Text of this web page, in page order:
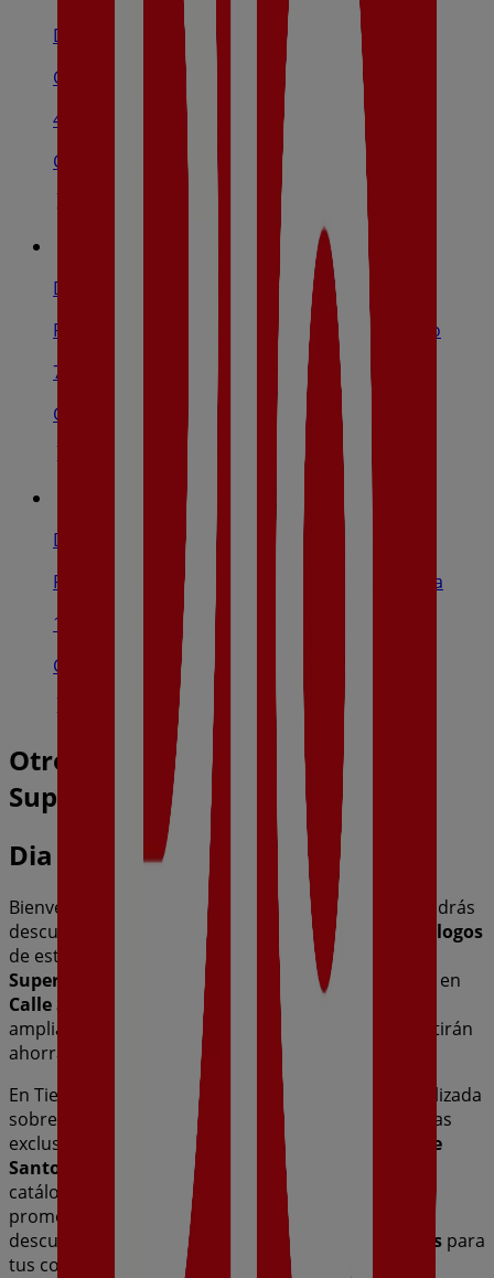
Dia
Calle Santo, 28, Belmez
49 m
Cerrado
Dia
Ronda De La Paz, S/N, Peñarroya-Pueblonuevo
7.3 km
Cerrado
Dia
Paseo De La Fuente Nueva, 28, Fuente Obejuna
19.0 km
Cerrado
Otros negocios de Hiper-
Supermercados en Belmez
Dia
Bienvenido a la tienda de
en Tiendeo, donde podrás
descubrir las mejores
ofertas promociones
catálogos
de esta destacada marca del sector de
Supermercados
. Nuestra tienda física está ubicada en
Calle Santo, 28
, y en ella encontrarás una
amplia gama de productos de calidad que te permitirán
ahorrar durante todo el
agosto de 2026
En Tiendeo te ofrecemos toda la información actualizada
sobre
, como los horarios de apertura, las ofertas
exclusivas y la ubicación exacta de la tienda en
Calle
Santo, 28
. Además, tendrás acceso a los últimos
catálogos de
, donde podrás descubrir las
promociones más recientes y aprovechar grandes
descuentos en productos de
Hiper-Supermercados para
tus compras en
Belmez